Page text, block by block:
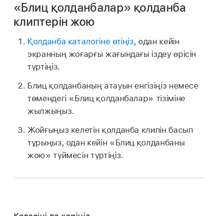
«Блиц қолданбалар» қолданба
клиптерін жою
Қолданба каталогіне өтіңіз, одан кейін
экранның жоғарғы жағындағы іздеу өрісін
түртіңіз.
Блиц қолданбаның атауын енгізіңіз немесе
төмендегі «Блиц қолданбалар» тізіміне
жылжыңыз.
Жойғыңыз келетін қолданба клипін басып
тұрыңыз, одан кейін «Блиц қолданбаны
жою» түймесін түртіңіз.